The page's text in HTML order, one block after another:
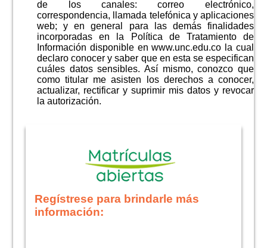
de los canales: correo electrónico,
correspondencia, llamada telefónica y aplicaciones
web; y en general para las demás finalidades
incorporadas en la Política de Tratamiento de
Información disponible en www.unc.edu.co la cual
declaro conocer y saber que en esta se especifican
cuáles datos sensibles. Así mismo, conozco que
como titular me asisten los derechos a conocer,
actualizar, rectificar y suprimir mis datos y revocar
la autorización.
Regístrese para brindarle más
información: